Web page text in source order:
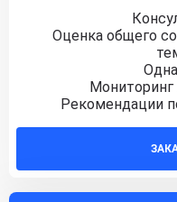
Оценка общего
Мониторинг
Рекомендации